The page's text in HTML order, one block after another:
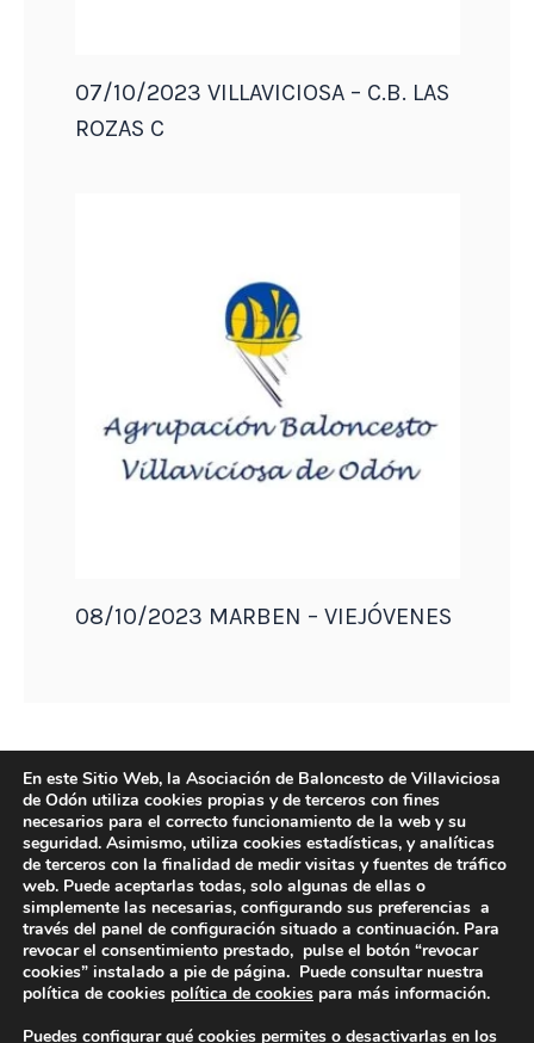
07/10/2023 VILLAVICIOSA – C.B. LAS
ROZAS C
08/10/2023 MARBEN – VIEJÓVENES
DIRECCIÓN
Camino de Sacedón 15
En este Sitio Web, la Asociación de Baloncesto de Villaviciosa
de Odón utiliza cookies propias y de terceros con fines
necesarios para el correcto funcionamiento de la web y su
seguridad. Asimismo, utiliza cookies estadísticas, y analíticas
de terceros con la finalidad de medir visitas y fuentes de tráfico
web. Puede aceptarlas todas, solo algunas de ellas o
simplemente las necesarias, configurando sus preferencias a
través del panel de configuración situado a continuación. Para
revocar el consentimiento prestado, pulse el botón “revocar
cookies” instalado a pie de página. Puede consultar nuestra
política de cookies política de cookies para más información.
Puedes configurar qué cookies permites o desactivarlas en los